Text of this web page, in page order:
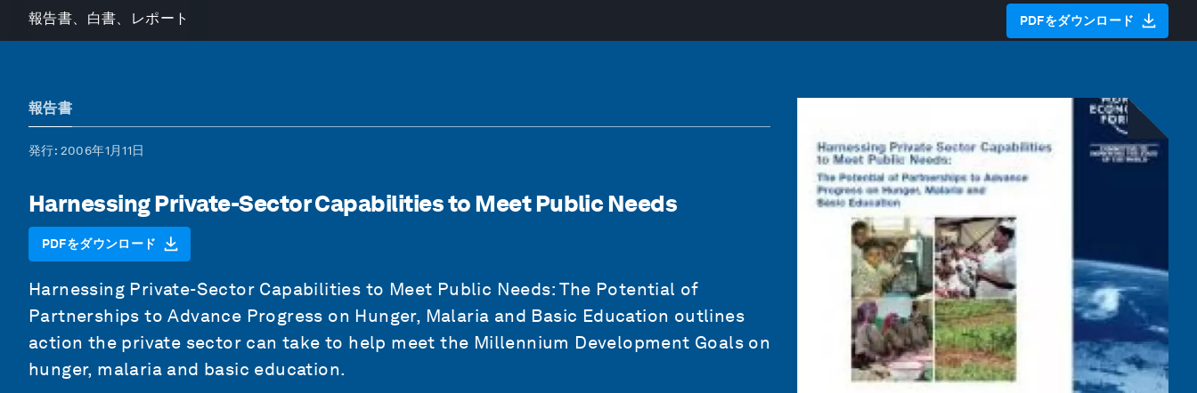
報告書、白書、レポート PDFをダウンロード
報告書
発行: 2006年1月11日
Harnessing Private-Sector Capabilities to Meet Public Needs
PDFをダウンロード
Harnessing Private-Sector Capabilities to Meet Public Needs: The Potential of
Partnerships to Advance Progress on Hunger, Malaria and Basic Education outlines
action the private sector can take to help meet the Millennium Development Goals on
hunger, malaria and basic education.